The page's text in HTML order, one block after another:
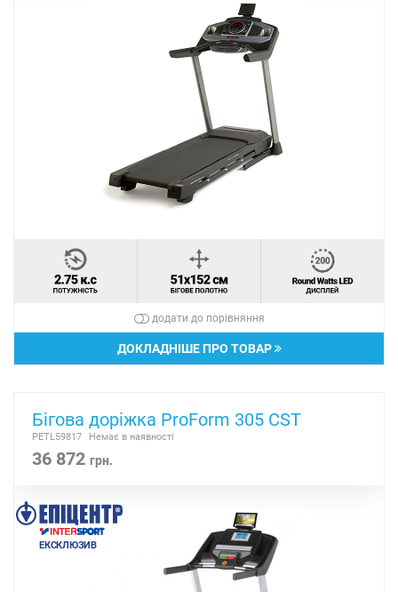
додати до порівняння
ДОКЛАДНІШЕ ПРО ТОВАР
Бігова доріжка ProForm 305 CST
PETL59817 Немає в наявності
36 872 грн.
ЕКСКЛЮЗИВ